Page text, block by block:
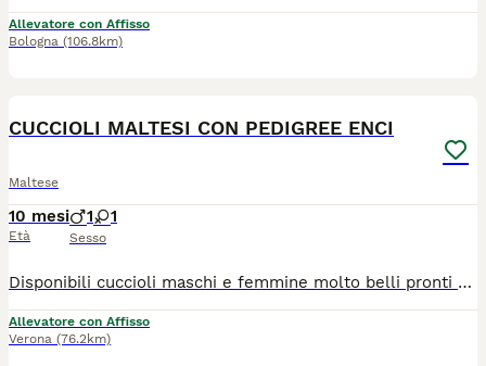
Allevatore con Affisso
Bologna (106.8km)
CUCCIOLI MALTESI CON PEDIGREE ENCI
Maltese
10 mesi
Età
1 1
Sesso
Disponibili cuccioli maschi e femmine molto belli pronti alla consegna alla nuova famiglia. I cuccioli che noi proponiamo sono tutti nati rigorosamente presso il nostro allevamento riconosciuto ENCI e FCI di cui sono visibili i genitori. I cani vengono consegnati dopo i 3 mesi di età con: ✔️ Pedigree ENCI e documentazione sanitaria completa ✔️Microchip inserito, quindi già iscritto all'anagrafe canina ✔️ Ciclo di vaccinazioni completo ✔️ Sverminazione ✔️ Libretto sanitario ✔️ Abituati a fare i bisogni sulla traversina assorbente ✔️Mangiano crocchette secche Peso adulti: 2,7-3,5kg 📍 Vieni a conoscerci: 👉Allevamento della famiglia Contarini – Solarolo, Emilia Romagna 📞 Contattaci ora per maggiori info e prezzi, visite tutti i giorni previo appuntamento:3386303108 (se non vedete il numero potete trovarlo in alto a destra cliccando il bottone verde "mostra numero") 🌐www.canimaltesi.it INSTAGRAM: @allevamentofamigliacontarini
Allevatore con Affisso
Verona (76.2km)